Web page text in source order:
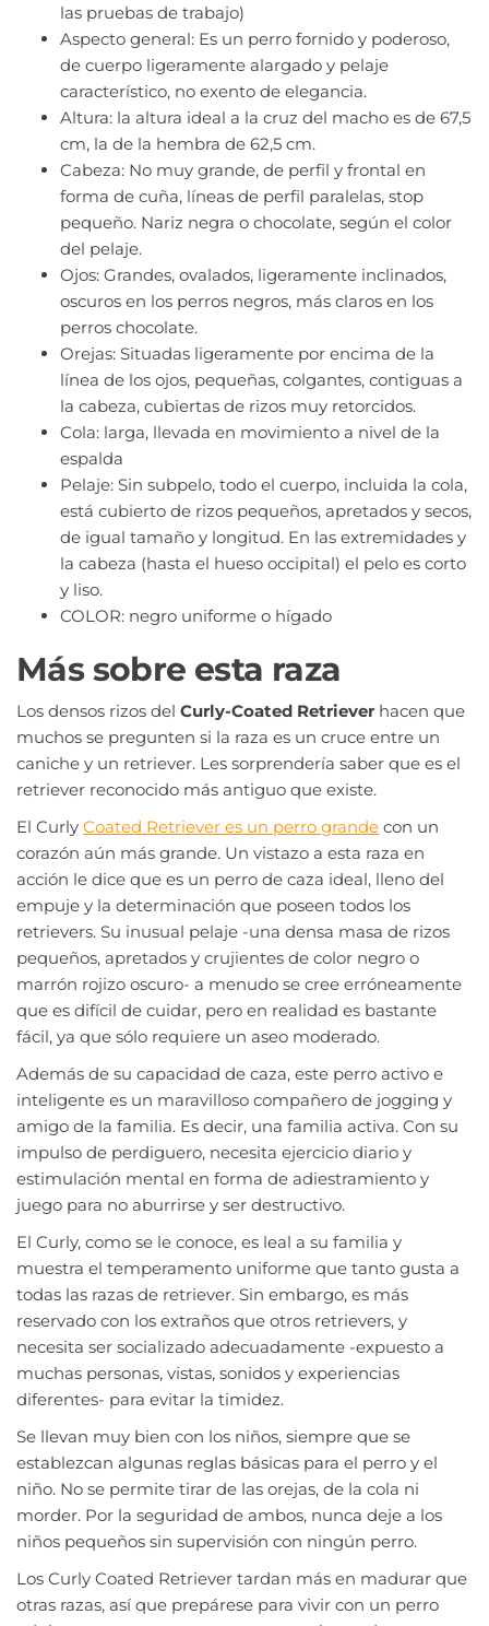
las pruebas de trabajo)
Aspecto general: Es un perro fornido y poderoso,
de cuerpo ligeramente alargado y pelaje
característico, no exento de elegancia.
Altura: la altura ideal a la cruz del macho es de 67,5
cm, la de la hembra de 62,5 cm.
Cabeza: No muy grande, de perfil y frontal en
forma de cuña, líneas de perfil paralelas, stop
pequeño. Nariz negra o chocolate, según el color
del pelaje.
Ojos: Grandes, ovalados, ligeramente inclinados,
oscuros en los perros negros, más claros en los
perros chocolate.
Orejas: Situadas ligeramente por encima de la
línea de los ojos, pequeñas, colgantes, contiguas a
la cabeza, cubiertas de rizos muy retorcidos.
Cola: larga, llevada en movimiento a nivel de la
espalda
Pelaje: Sin subpelo, todo el cuerpo, incluida la cola,
está cubierto de rizos pequeños, apretados y secos,
de igual tamaño y longitud. En las extremidades y
la cabeza (hasta el hueso occipital) el pelo es corto
y liso.
COLOR: negro uniforme o hígado
Más sobre esta raza
Los densos rizos del Curly-Coated Retriever hacen que
muchos se pregunten si la raza es un cruce entre un
caniche y un retriever. Les sorprendería saber que es el
retriever reconocido más antiguo que existe.
El Curly Coated Retriever es un perro grande con un
corazón aún más grande. Un vistazo a esta raza en
acción le dice que es un perro de caza ideal, lleno del
empuje y la determinación que poseen todos los
retrievers. Su inusual pelaje -una densa masa de rizos
pequeños, apretados y crujientes de color negro o
marrón rojizo oscuro- a menudo se cree erróneamente
que es difícil de cuidar, pero en realidad es bastante
fácil, ya que sólo requiere un aseo moderado.
Además de su capacidad de caza, este perro activo e
inteligente es un maravilloso compañero de jogging y
amigo de la familia. Es decir, una familia activa. Con su
impulso de perdiguero, necesita ejercicio diario y
estimulación mental en forma de adiestramiento y
juego para no aburrirse y ser destructivo.
El Curly, como se le conoce, es leal a su familia y
muestra el temperamento uniforme que tanto gusta a
todas las razas de retriever. Sin embargo, es más
reservado con los extraños que otros retrievers, y
necesita ser socializado adecuadamente -expuesto a
muchas personas, vistas, sonidos y experiencias
diferentes- para evitar la timidez.
Se llevan muy bien con los niños, siempre que se
establezcan algunas reglas básicas para el perro y el
niño. No se permite tirar de las orejas, de la cola ni
morder. Por la seguridad de ambos, nunca deje a los
niños pequeños sin supervisión con ningún perro.
Los Curly Coated Retriever tardan más en madurar que
otras razas, así que prepárese para vivir con un perro